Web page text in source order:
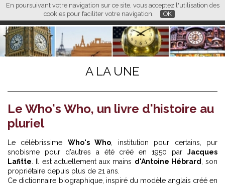
En poursuivant votre navigation sur ce site, vous acceptez l'utilisation des
cookies pour faciliter votre navigation.
OK
FR EN CN
L M
A LA UNE
Le Who's Who, un livre d'histoire au
pluriel
Le célèbrissime Who's Who , institution pour certains, pur
snobisme pour d'autres a été créé en 1950 par Jacques
Lafitte . Il est actuellement aux mains d'Antoine Hébrard
, son
propriétaire depuis plus de 21 ans.
Ce dictionnaire biographique, inspiré du modèle anglais créé en